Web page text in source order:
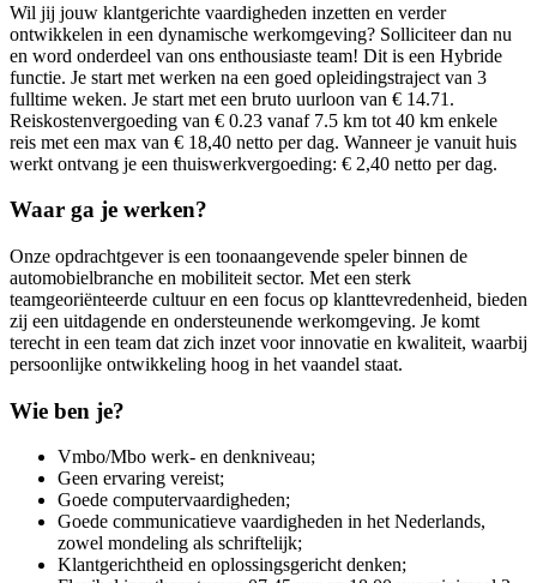
Wil jij jouw klantgerichte vaardigheden inzetten en verder
ontwikkelen in een dynamische werkomgeving? Solliciteer dan nu
en word onderdeel van ons enthousiaste team! Dit is een Hybride
functie. Je start met werken na een goed opleidingstraject van 3
fulltime weken. Je start met een bruto uurloon van € 14.71.
Reiskostenvergoeding van € 0.23 vanaf 7.5 km tot 40 km enkele
reis met een max van € 18,40 netto per dag. Wanneer je vanuit huis
werkt ontvang je een thuiswerkvergoeding: € 2,40 netto per dag.
Waar ga je werken?
Onze opdrachtgever is een toonaangevende speler binnen de
automobielbranche en mobiliteit sector. Met een sterk
teamgeoriënteerde cultuur en een focus op klanttevredenheid, bieden
zij een uitdagende en ondersteunende werkomgeving. Je komt
terecht in een team dat zich inzet voor innovatie en kwaliteit, waarbij
persoonlijke ontwikkeling hoog in het vaandel staat.
Wie ben je?
Vmbo/Mbo werk- en denkniveau;
Geen ervaring vereist;
Goede computervaardigheden;
Goede communicatieve vaardigheden in het Nederlands,
zowel mondeling als schriftelijk;
Klantgerichtheid en oplossingsgericht denken;